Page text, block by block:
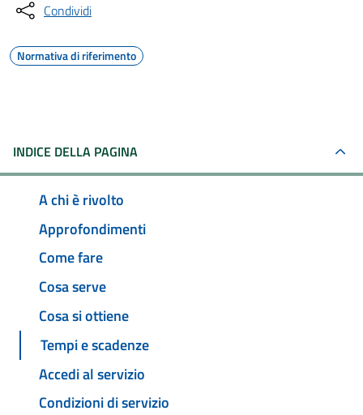
Condividi
Normativa di riferimento
INDICE DELLA PAGINA
A chi è rivolto
Approfondimenti
Come fare
Cosa serve
Cosa si ottiene
Tempi e scadenze
Accedi al servizio
Condizioni di servizio